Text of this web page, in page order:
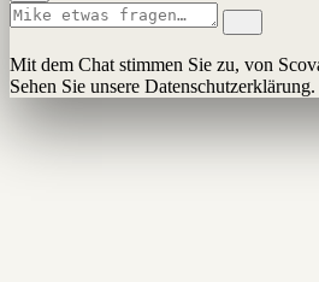
Mit dem Chat stimmen Sie zu, von
Sehen Sie unsere Datenschutzerklärung.